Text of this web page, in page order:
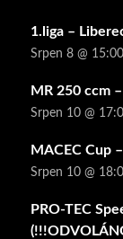
1.liga –
Srpen 8 @ 15:00
MR 250 ccm
Srpen 10 @
MACEC Cup
Srpen 10 @
PRO-TEC